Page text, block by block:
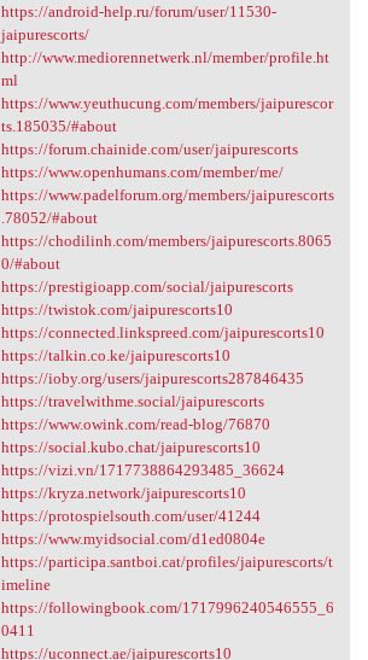
https://android-help.ru/forum/user/11530-
jaipurescorts/
http://www.mediorennetwerk.nl/member/profile.ht
ml
https://www.yeuthucung.com/members/jaipurescor
ts.185035/#about
https://forum.chainide.com/user/jaipurescorts
https://www.openhumans.com/member/me/
https://www.padelforum.org/members/jaipurescorts
.78052/#about
https://chodilinh.com/members/jaipurescorts.8065
0/#about
https://prestigioapp.com/social/jaipurescorts
https://twistok.com/jaipurescorts10
https://connected.linkspreed.com/jaipurescorts10
https://talkin.co.ke/jaipurescorts10
https://ioby.org/users/jaipurescorts287846435
https://travelwithme.social/jaipurescorts
https://www.owink.com/read-blog/76870
https://social.kubo.chat/jaipurescorts10
https://vizi.vn/1717738864293485_36624
https://kryza.network/jaipurescorts10
https://protospielsouth.com/user/41244
https://www.myidsocial.com/d1ed0804e
https://participa.santboi.cat/profiles/jaipurescorts/t
imeline
https://followingbook.com/1717996240546555_6
0411
https://uconnect.ae/jaipurescorts10